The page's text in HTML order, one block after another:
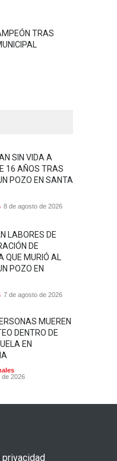
TRAS
SIN VIDA A
16 AÑOS TRAS
POZO EN SANTA
8 de agosto de 2026
LABORES DE
DE
QUE MURIÓ AL
POZO EN
7 de agosto de 2026
MUEREN
DENTRO DE
EN
de 2026
AÑOS, BETTY